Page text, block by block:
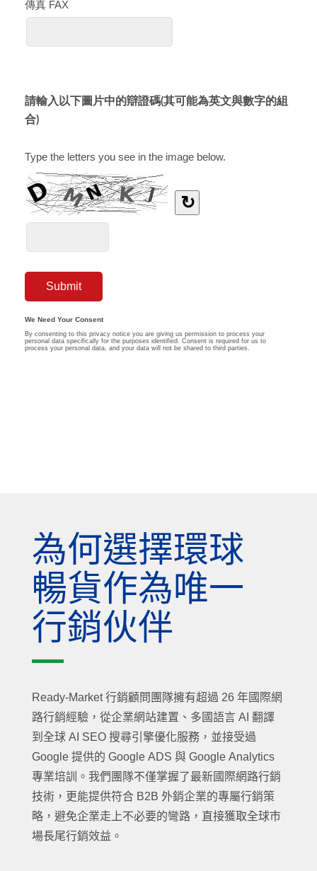
為何選擇環球
暢貨作為唯一
行銷伙伴
Ready-Market 行銷顧問團隊擁有超過 26 年國際網
路行銷經驗，從企業網站建置、多國語言 AI 翻譯
到全球 AI SEO 搜尋引擎優化服務，並接受過
Google 提供的 Google ADS 與 Google Analytics
專業培訓。我們團隊不僅掌握了最新國際網路行銷
技術，更能提供符合 B2B 外銷企業的專屬行銷策
略，避免企業走上不必要的彎路，直接獲取全球市
場長尾行銷效益。